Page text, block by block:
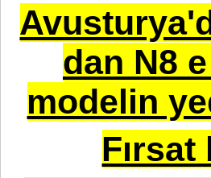
dan N8
modelin